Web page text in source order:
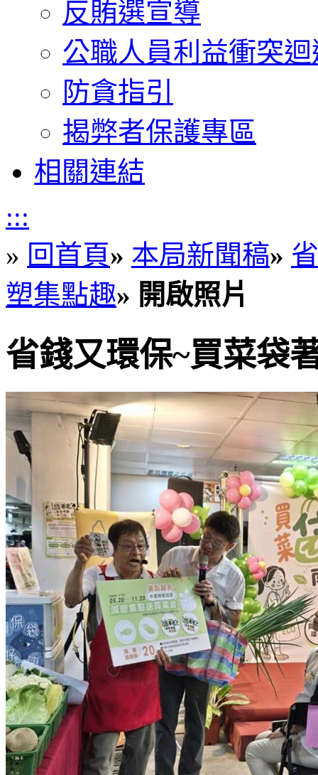
反賄選宣導
公職人員利益衝突
防貪指引
揭弊者保護專區
相關連結
:::
» 回首頁» 本局新聞稿»
塑集點趣» 開啟照片
省錢又環保~買菜袋